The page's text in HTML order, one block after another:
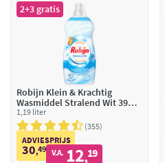
2+3 gratis
Robijn Klein & Krachtig
Wasmiddel Stralend Wit 39
Wasbeurten
1,19 liter
355
ADVIESPRIJS
30,49 V.A. 12,19